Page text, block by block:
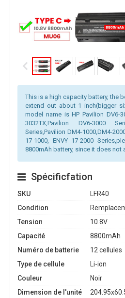
This is a high capacity battery, the
extend out about 1 inch(bigger
model name is HP Pavilion DV6-
3032TX,Pavilion DV6-3000
Series,Pavilion DM4-1000,DM4-
17-1000, ENVY 17-2000
8800mAh battery, since it does not
Spécificfation
SKU
LFR40
Condition
Tension
10.8V
Capacité
8800mAh
Numéro de batterie
12 cellules
Type de cellule
Li-ion
Couleur
Noir
Dimension de l'unité